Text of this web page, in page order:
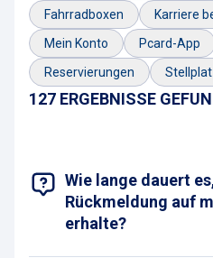
Fahrradboxen
Karriere
Mein Konto
Pcard-App
Reservierungen
127 ERGEBNISSE
Wie lange dauert
Rückmeldung auf
erhalte?